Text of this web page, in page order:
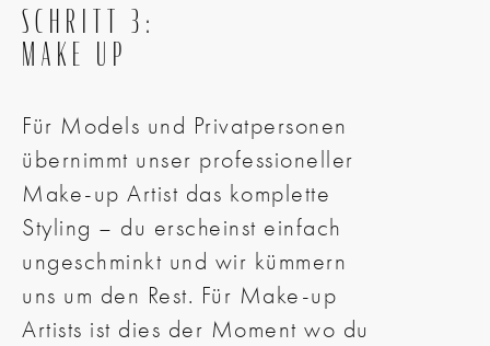
SCHRITT 3:
MAKE UP
Für Models und Privatpersonen
übernimmt unser professioneller
Make-up Artist das komplette
Styling – du erscheinst einfach
ungeschminkt und wir kümmern
uns um den Rest. Für Make-up
Artists ist dies der Moment wo du